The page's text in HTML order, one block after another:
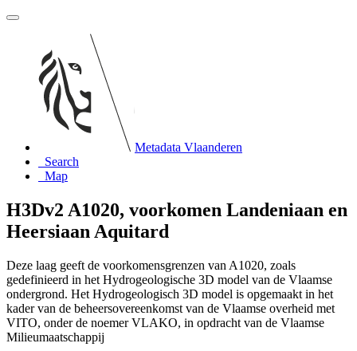
Metadata Vlaanderen
Search
Map
H3Dv2 A1020, voorkomen Landeniaan en
Heersiaan Aquitard
Deze laag geeft de voorkomensgrenzen van A1020, zoals
gedefinieerd in het Hydrogeologische 3D model van de Vlaamse
ondergrond. Het Hydrogeologisch 3D model is opgemaakt in het
kader van de beheersovereenkomst van de Vlaamse overheid met
VITO, onder de noemer VLAKO, in opdracht van de Vlaamse
Milieumaatschappij